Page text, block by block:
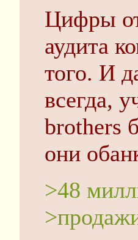
Цифры
аудита
того. И
всегда,
brothers
они
>48